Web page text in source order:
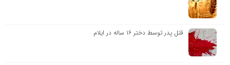
قتل پدر توسط دختر ۱۶ ساله در ایلام